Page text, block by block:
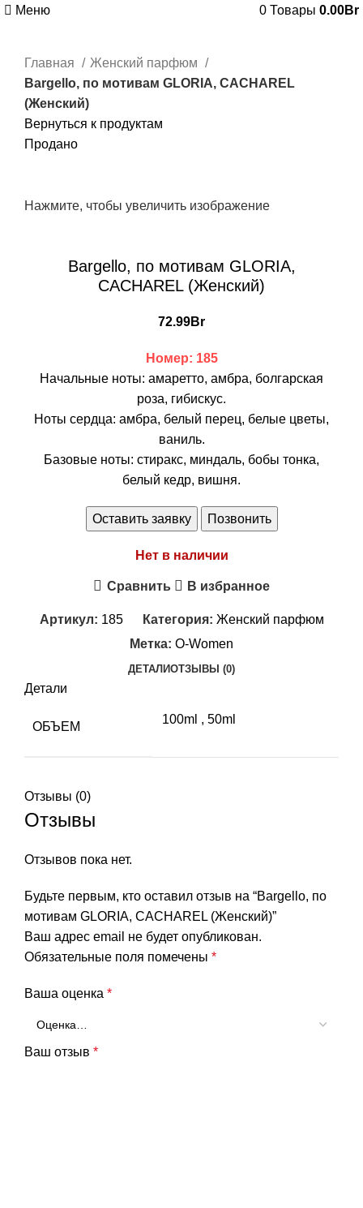
Меню 0 Товары 0.00Br
Главная
Женский парфюм
Bargello, по мотивам GLORIA, CACHAREL
(Женский)
Вернуться к продуктам
Продано
Нажмите, чтобы увеличить изображение
Bargello, по мотивам GLORIA,
CACHAREL (Женский)
72.99Br
Номер: 185
Начальные ноты: амаретто, амбра, болгарская
роза, гибискус.
Ноты сердца: амбра, белый перец, белые цветы,
ваниль.
Базовые ноты: стиракс, миндаль, бобы тонка,
белый кедр, вишня.
Оставить заявку Позвонить
Нет в наличии
Сравнить В избранное
Артикул: 185 Категория: Женский парфюм
Метка: O-Women
ДЕТАЛИОТЗЫВЫ (0)
Детали
ОБЪЕМ
100ml , 50ml
Отзывы (0)
Отзывы
Отзывов пока нет.
Будьте первым, кто оставил отзыв на “Bargello, по
мотивам GLORIA, CACHAREL (Женский)”
Ваш адрес email не будет опубликован.
Обязательные поля помечены *
Ваша оценка *
Ваш отзыв *